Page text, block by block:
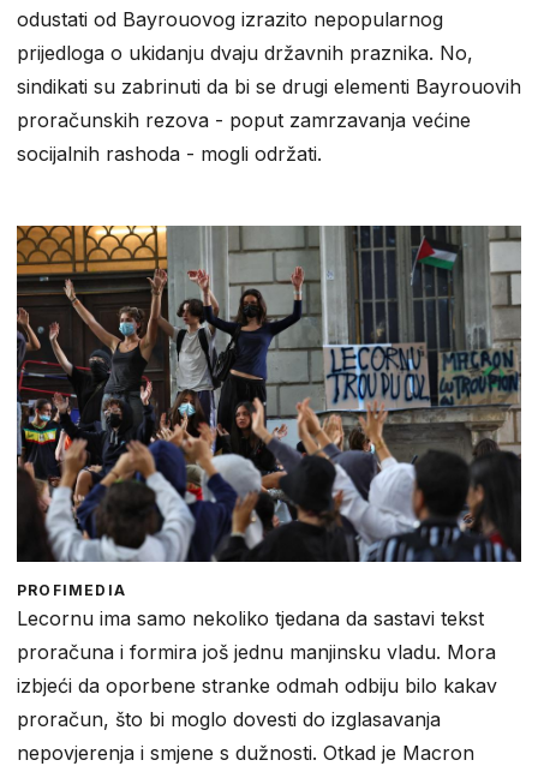
odustati od Bayrouovog izrazito nepopularnog
prijedloga o ukidanju dvaju državnih praznika. No,
sindikati su zabrinuti da bi se drugi elementi Bayrouovih
proračunskih rezova - poput zamrzavanja većine
socijalnih rashoda - mogli održati.
PROFIMEDIA
Lecornu ima samo nekoliko tjedana da sastavi tekst
proračuna i formira još jednu manjinsku vladu. Mora
izbjeći da oporbene stranke odmah odbiju bilo kakav
proračun, što bi moglo dovesti do izglasavanja
nepovjerenja i smjene s dužnosti. Otkad je Macron